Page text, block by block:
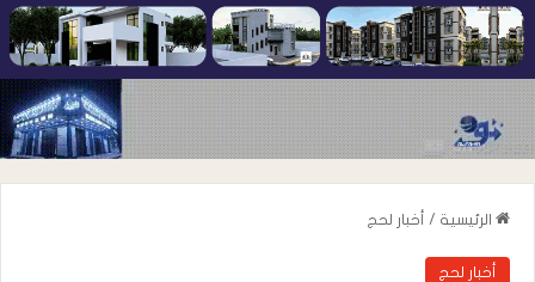
الرئيسية / أخبار لحج
أخبار لحج